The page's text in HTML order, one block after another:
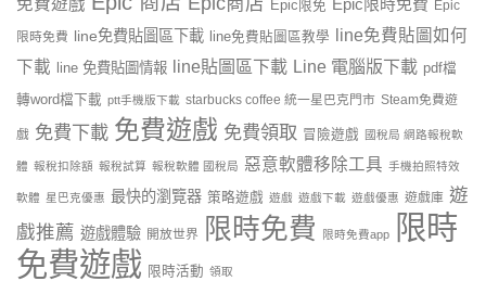
免費遊戲
Epic限免 Epic限時免費 Epic
限時免費 line免費貼圖區下載 line免費貼圖區教學
line免費貼圖如何
下載
line 免費貼圖情報 line貼圖區下載 Line 電腦版下載 pdf檔
轉word檔下載 ptt手機版下載 starbucks coffee 統一星巴克門市 Steam免費遊
戲 免費下載 免費遊戲 免費領取 冒險遊戲 國稅局 網路報稅軟
體 報稅扣除額 報稅試算 報稅軟體 國稅局 惡意軟體移除工具 手機拍照特效
軟體 星巴克優惠 最快的瀏覽器 策略遊戲 遊戲 遊戲下載 遊戲優惠 遊戲庫 遊
戲推薦 遊戲體驗 開放世界 限時免費 限時免費app
限時
免費遊戲 限時活動 領取